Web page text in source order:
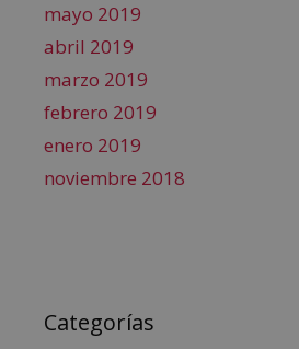
mayo 2019
abril 2019
marzo 2019
febrero 2019
enero 2019
noviembre 2018
Categorías